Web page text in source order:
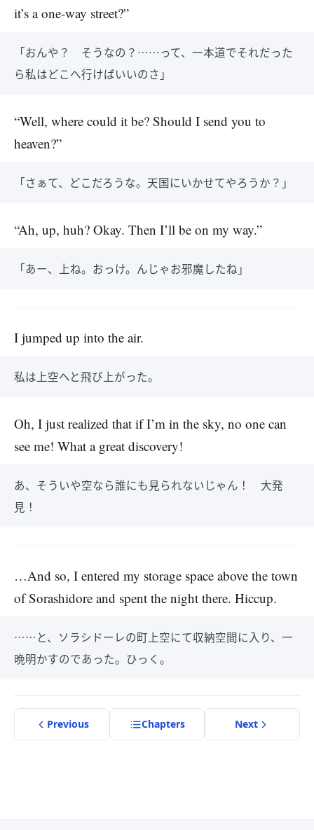
it’s a one-way street?”
「おんや？ そうなの？……って、一本道でそれだった
ら私はどこへ行けばいいのさ」
“Well, where could it be? Should I send you to
heaven?”
「さぁて、どこだろうな。天国にいかせてやろうか？」
“Ah, up, huh? Okay. Then I’ll be on my way.”
「あー、上ね。おっけ。んじゃお邪魔したね」
I jumped up into the air.
私は上空へと飛び上がった。
Oh, I just realized that if I’m in the sky, no one can
see me! What a great discovery!
あ、そういや空なら誰にも見られないじゃん！ 大発
見！
…And so, I entered my storage space above the town
of Sorashidore and spent the night there. Hiccup.
……と、ソラシドーレの町上空にて収納空間に入り、一
晩明かすのであった。ひっく。
Previous Chapters Next